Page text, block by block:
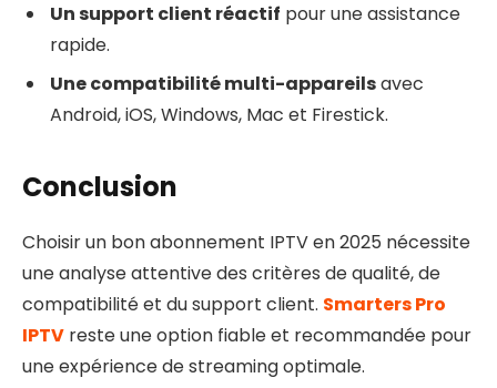
Un support client réactif pour une assistance
rapide.
Une compatibilité multi-appareilsavec
Android, iOS, Windows, Mac et Firestick.
Conclusion
Choisir un bon abonnement IPTV en 2025 nécessite
une analyse attentive des critères de qualité, de
compatibilité et du support client. Smarters Pro
IPTV reste une option fiable et recommandée pour
une expérience de streaming optimale.